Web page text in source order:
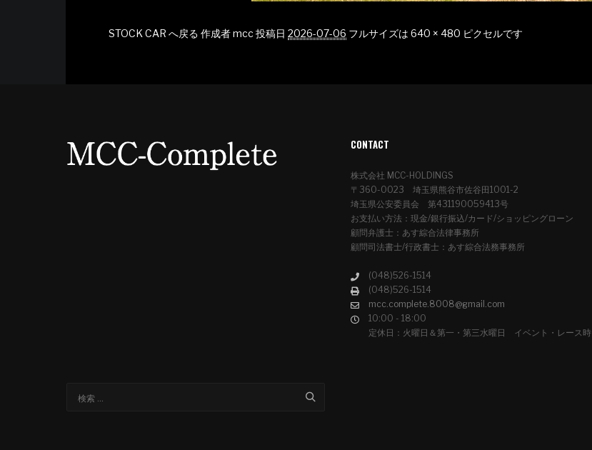
STOCK CAR へ戻る 作成者mcc投稿日 2026-07-06 フルサイズは 640 × 480 ピクセルです
CONTACT
株式会社 MCC-HOLDINGS
〒360-0023 埼玉県熊谷市佐谷田1001-2
埼玉県公安委員会 第431190059413号
お支払い方法：現金/銀行振込/カード/ショッピングローン
顧問弁護士：あす綜合法律事務所
顧問司法書士/行政書士：あす綜合法務事務所
(048)526-1514
(048)526-1514
mcc.complete.8008@gmail.com
10:00 - 18:00
定休日：火曜日＆第一・第三水曜日 イベント・レース時